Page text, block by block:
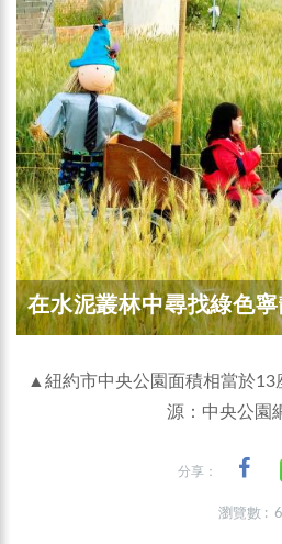
在水泥叢林中尋找綠色
▲紐約市中央公園面積相當於13
源：中央公園
分享：
瀏覽數 :